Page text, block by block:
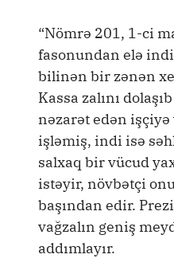
“Nömrə 201, 1-ci
fasonundan elə
bilinən bir zənən
Kassa zalını
nəzarət edən
işləmiş, indi isə
salxaq bir vücud
istəyir, növbətçi
başından edir.
vağzalın geniş
addımlayır.